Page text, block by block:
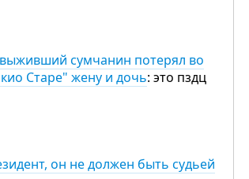
сумчанин потерял во
Старе" жену и дочь: это пздц
он не должен быть судьей